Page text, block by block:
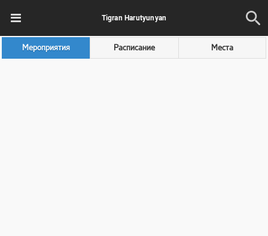
Tigran Harutyunyan
Мероприятия Расписание Места